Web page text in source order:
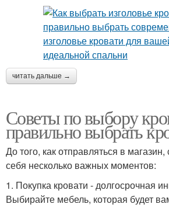
читать дальше →
Советы по выбору
правильно выбрать
До того, как отправляться в магазин,
себя несколько важных моментов:
1. Покупка кровати - долгосрочная
Выбирайте мебель, которая будет